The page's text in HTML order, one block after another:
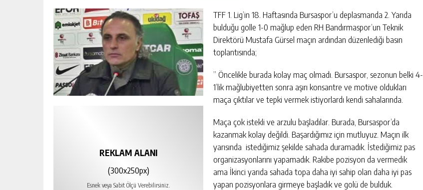
REKLAM ALANI
(300x250px)
Esnek veya Sabit Ölçü Verebilirsiniz.
TFF 1. Lig’in 18. Haftasında Bursaspor’u deplasmanda 2. Yarıda
bulduğu golle 1-0 mağlup eden RH Bandırmaspor’un Teknik
Direktörü Mustafa Gürsel maçın ardından düzenlediği basın
toplantısında;
” Öncelikle burada kolay maç olmadı. Bursaspor, sezonun belki 4-
1’lik mağlubiyetten sonra aşırı konsantre ve motive oldukları
maça çıktılar ve tepki vermek istiyorlardı kendi sahalarında.
Maça çok istekli ve arzulu başladılar. Burada, Bursaspor’da
kazanmak kolay değildi. Başardığımız için mutluyuz. Maçın ilk
yarısında istediğimiz şekilde sahada duramadık. İstediğimiz pas
organizasyonlarını yapamadık. Rakibe pozisyon da vermedik
ama İkinci yarıda sahada topa daha iyi sahip olan daha iyi pas
yapan pozisyonlara girmeye başladık ve golü de bulduk.